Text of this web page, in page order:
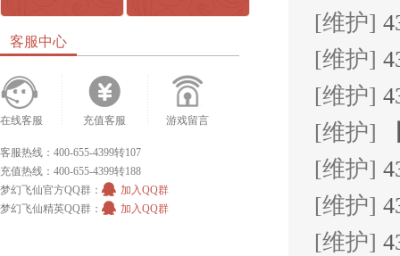
客服中心
在线客服 充值客服 游戏留言
客服热线：400-655-4399转107
充值热线：400-655-4399转188
梦幻飞仙官方QQ群：
加入QQ群
梦幻飞仙精英QQ群：
加入QQ群
[维护]
[维护]
[维护]
[维护]
[维护]
[维护]
[维护]